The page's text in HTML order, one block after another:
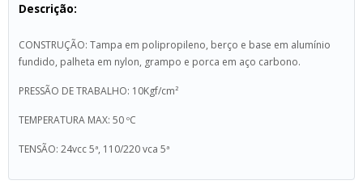
Descrição:
CONSTRUÇÃO: Tampa em polipropileno, berço e base em alumínio
fundido, palheta em nylon, grampo e porca em aço carbono.
PRESSÃO DE TRABALHO: 10Kgf/cm²
TEMPERATURA MAX: 50 ºC
TENSÃO: 24vcc 5ª, 110/220 vca 5ª